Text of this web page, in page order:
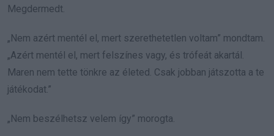
Megdermedt.
„Nem azért mentél el, mert szerethetetlen voltam” mondtam.
„Azért mentél el, mert felszínes vagy, és trófeát akartál.
Maren nem tette tönkre az életed. Csak jobban játszotta a te
játékodat.”
„Nem beszélhetsz velem így” morogta.